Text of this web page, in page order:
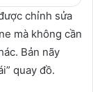
chỉnh sửa
mà không cần
Bản nãy
quay đồ.